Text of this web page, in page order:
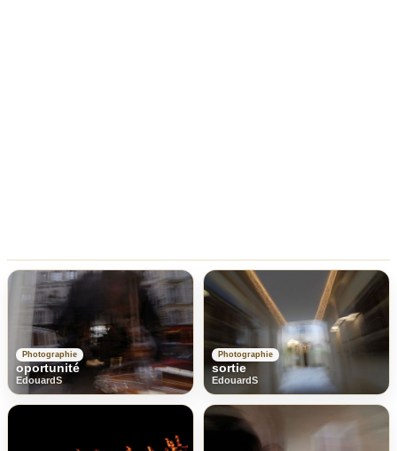
Photographie
oportunité
EdouardS
Photographie
sortie
EdouardS